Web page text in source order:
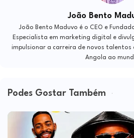
João Bento
João Bento Maduvo é o CEO e
Especialista em marketing digital e
impulsionar a carreira de novos talentos
Angola ao
Podes Gostar Também